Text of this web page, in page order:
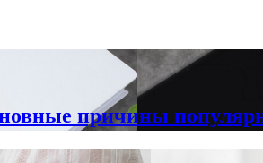
причины